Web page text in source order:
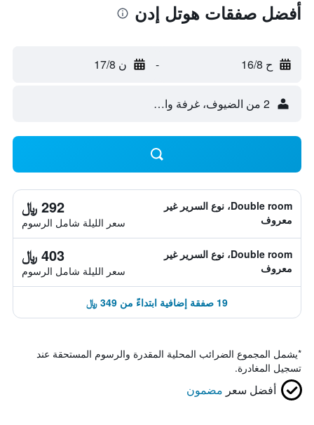
أفضل صفقات هوتل إدن
ح 16/8 - ن 17/8
2 من الضيوف، غرفة واحدة
Double room، نوع السرير غير
معروف
292 ﷼
سعر الليلة شامل الرسوم
Double room، نوع السرير غير
معروف
403 ﷼
سعر الليلة شامل الرسوم
19 صفقة إضافية ابتداءً من 349 ﷼
*يشمل المجموع الضرائب المحلية المقدرة والرسوم المستحقة عند
تسجيل المغادرة.
أفضل سعر مضمون